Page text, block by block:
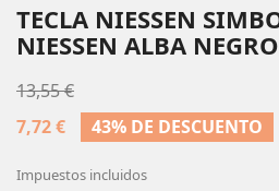
TECLA NIESSEN
NIESSEN ALBA
13,55 €
7,72 €
43% DE DESCUENTO
Impuestos incluidos